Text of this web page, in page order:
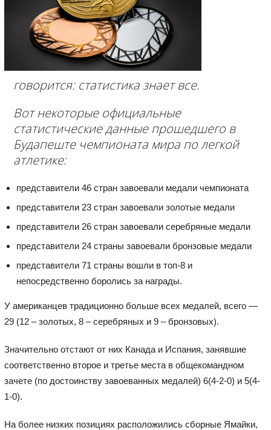
говорится: статистика знает все.
Вот некоторые официальные
статистические данные прошедшего в
Будапеште чемпионата мира по легкой
атлетике:
представители 46 стран завоевали медали чемпионата
представители 23 стран завоевали золотые медали
представители 26 стран завоевали серебряные медали
представители 24 страны завоевали бронзовые медали
представители 71 страны вошли в топ-8 и
непосредственно боролись за награды.
У американцев традиционно больше всех медалей, всего —
29 (12 – золотых, 8 – серебряных и 9 – бронзовых).
Значительно отстают от них Канада и Испания, занявшие
соответственно второе и третье места в общекомандном
зачете (по достоинству завоеванных медалей) 6(4-2-0) и 5(4-
1-0).
На более низких позициях расположились сборные Ямайки,